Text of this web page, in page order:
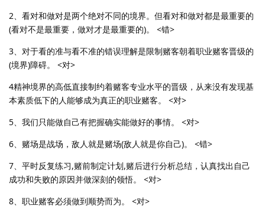
2、看对和做对是两个绝对不同的境界。但看对和做对都是最重要的
(看对不是最重要，做对才是最重要的)。 <错>
3、对于看的准与看不准的错误理解是限制赌客朝着职业赌客晋级的
(境界)障碍。 <对>
4精神境界的高低直接制约着赌客专业水平的晋级，从来没有发现基
本素质低下的人能够成为真正的职业赌客。 <对>
5、我们只能做自己有把握确实能做好的事情。 <对>
6、赌场是战场，敌人就是赌场(敌人就是你自己)。 <错>
7、平时反复练习,赌前制定计划,赌后进行分析总结，认真找出自己
成功和失败的原因并做深刻的领悟。 <对>
8、职业赌客必须做到顺势而为。 <对>